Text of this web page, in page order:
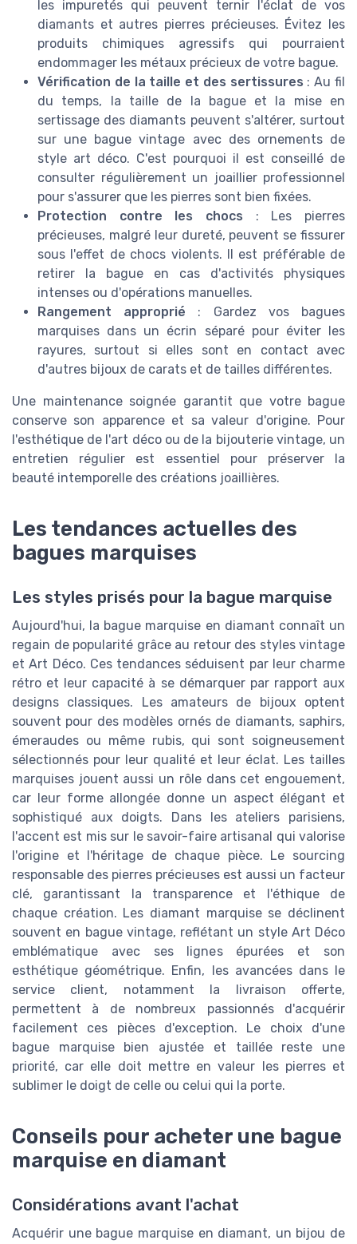
les impuretés qui peuvent ternir l'éclat de vos
diamants et autres pierres précieuses. Évitez les
produits chimiques agressifs qui pourraient
endommager les métaux précieux de votre bague.
Vérification de la taille et des sertissures : Au fil
du temps, la taille de la bague et la mise en
sertissage des diamants peuvent s'altérer, surtout
sur une bague vintage avec des ornements de
style art déco. C'est pourquoi il est conseillé de
consulter régulièrement un joaillier professionnel
pour s'assurer que les pierres sont bien fixées.
Protection contre les chocs : Les pierres
précieuses, malgré leur dureté, peuvent se fissurer
sous l'effet de chocs violents. Il est préférable de
retirer la bague en cas d'activités physiques
intenses ou d'opérations manuelles.
Rangement approprié : Gardez vos bagues
marquises dans un écrin séparé pour éviter les
rayures, surtout si elles sont en contact avec
d'autres bijoux de carats et de tailles différentes.
Une maintenance soignée garantit que votre bague
conserve son apparence et sa valeur d'origine. Pour
l'esthétique de l'art déco ou de la bijouterie vintage, un
entretien régulier est essentiel pour préserver la
beauté intemporelle des créations joaillières.
Les tendances actuelles des
bagues marquises
Les styles prisés pour la bague marquise
Aujourd'hui, la bague marquise en diamant connaît un
regain de popularité grâce au retour des styles vintage
et Art Déco. Ces tendances séduisent par leur charme
rétro et leur capacité à se démarquer par rapport aux
designs classiques. Les amateurs de bijoux optent
souvent pour des modèles ornés de diamants, saphirs,
émeraudes ou même rubis, qui sont soigneusement
sélectionnés pour leur qualité et leur éclat. Les tailles
marquises jouent aussi un rôle dans cet engouement,
car leur forme allongée donne un aspect élégant et
sophistiqué aux doigts. Dans les ateliers parisiens,
l'accent est mis sur le savoir-faire artisanal qui valorise
l'origine et l'héritage de chaque pièce. Le sourcing
responsable des pierres précieuses est aussi un facteur
clé, garantissant la transparence et l'éthique de
chaque création. Les diamant marquise se déclinent
souvent en bague vintage, reflétant un style Art Déco
emblématique avec ses lignes épurées et son
esthétique géométrique. Enfin, les avancées dans le
service client, notamment la livraison offerte,
permettent à de nombreux passionnés d'acquérir
facilement ces pièces d'exception. Le choix d'une
bague marquise bien ajustée et taillée reste une
priorité, car elle doit mettre en valeur les pierres et
sublimer le doigt de celle ou celui qui la porte.
Conseils pour acheter une bague
marquise en diamant
Considérations avant l'achat
Acquérir une bague marquise en diamant, un bijou de